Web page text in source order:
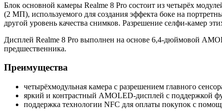
Блок основной камеры Realme 8 Pro состоит из четырёх
(2 МП), используемого для создания эффекта боке на
другой уровень качества снимков. Разрешение селфи-камер
Дисплей Realme 8 Pro выполнен на основе 6,4-дюймовой
предшественника.
Преимущества
четырёхмодульная камера с разрешением главного
яркий и контрастный AMOLED-дисплей с поддержкой
поддержка технологии NFC для оплаты покупок с